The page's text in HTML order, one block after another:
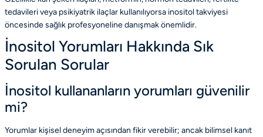
tedavileri veya psikiyatrik ilaçlar kullanılıyorsa inositol takviyesi
öncesinde sağlık profesyoneline danışmak önemlidir.
İnositol Yorumları Hakkında Sık
Sorulan Sorular
İnositol kullananların yorumları güvenilir
mi?
Yorumlar kişisel deneyim açısından fikir verebilir; ancak bilimsel kanıt